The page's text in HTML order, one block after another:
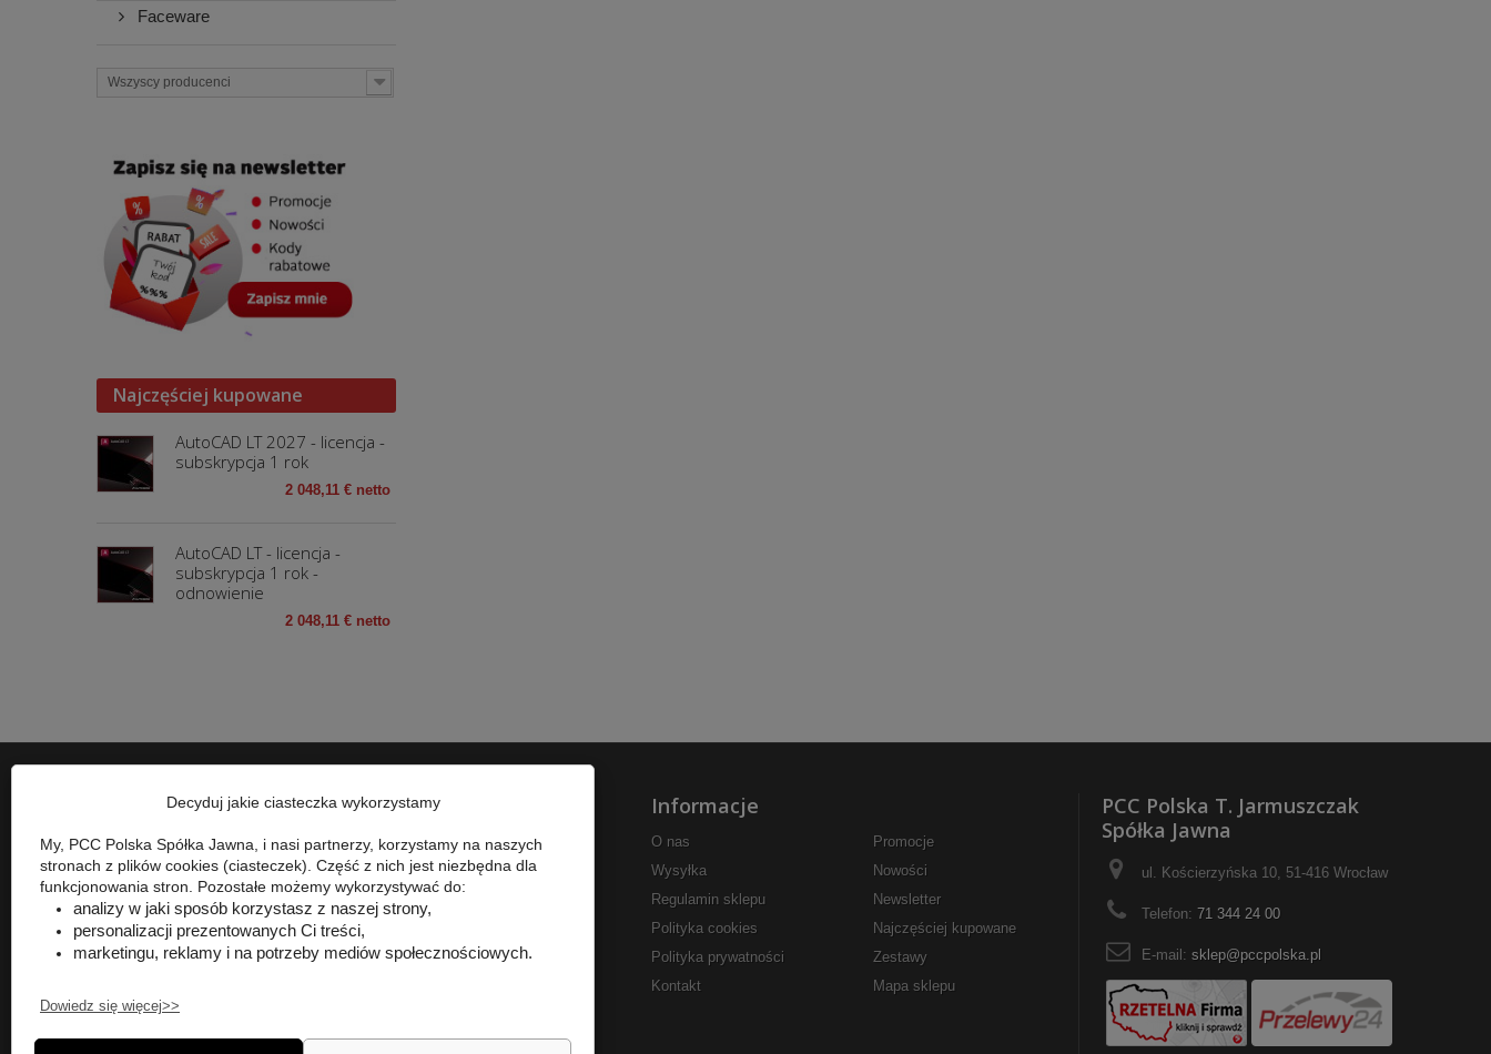
Faceware
Wszyscy producenci
Najczęściej kupowane
AutoCAD LT 2027 - licencja -
subskrypcja 1 rok
2 048,11 € netto
AutoCAD LT - licencja -
subskrypcja 1 rok -
odnowienie
2 048,11 € netto
Informacje
O nas
Wysyłka
Regulamin sklepu
Polityka cookies
Polityka prywatności
Kontakt
Promocje
Nowości
Newsletter
Najczęściej kupowane
Zestawy
Mapa sklepu
PCC Polska T. Jarmuszczak
Spółka Jawna
ul. Kościerzyńska 10, 51-416 Wrocław
Telefon: 71 344 24 00
E-mail: sklep@pccpolska.pl
Decyduj jakie ciasteczka wykorzystamy
My, PCC Polska Spółka Jawna, i nasi partnerzy, korzystamy na naszych
stronach z plików cookies (ciasteczek). Część z nich jest niezbędna dla
funkcjonowania stron. Pozostałe możemy wykorzystywać do:
analizy w jaki sposób korzystasz z naszej strony,
personalizacji prezentowanych Ci treści,
marketingu, reklamy i na potrzeby mediów społecznościowych.
Dowiedz się więcej>>